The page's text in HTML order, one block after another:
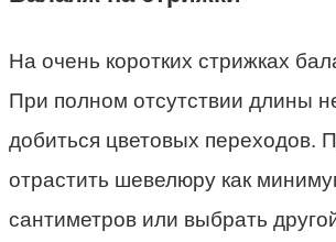
На очень коротких стрижках
При полном отсутствии длины
добиться цветовых переходов.
отрастить шевелюру как
сантиметров или выбрать